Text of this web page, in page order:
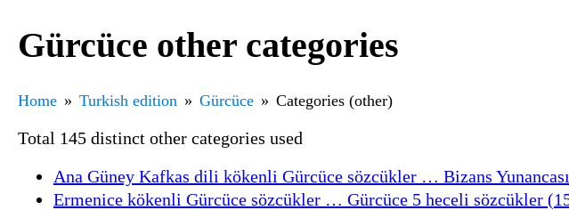
Gürcüce other categories
Home Turkish edition Gürcüce Categories (other)
Total 145 distinct other categories used
Ana Güney Kafkas dili kökenli Gürcüce sözcükler … Bizans
Ermenice kökenli Gürcüce sözcükler … Gürcüce 5 heceli sözcükler